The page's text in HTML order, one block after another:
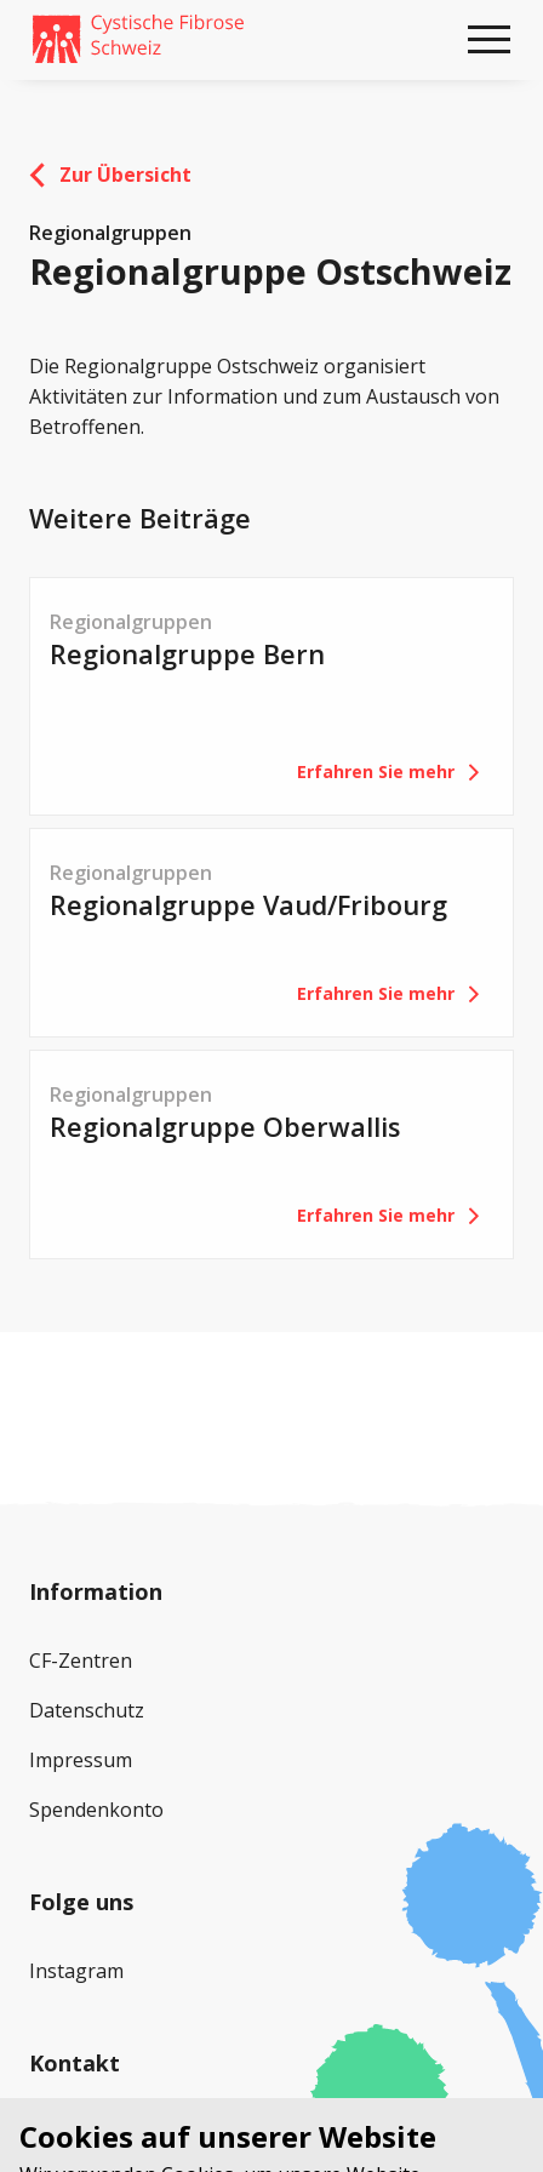
Weiter
zum
skip
Zur Übersicht
Regionalgruppen
Regionalgruppe Ostschweiz
Die Regionalgruppe Ostschweiz organisiert
Aktivitäten zur Information und zum Austausch von
Betroffenen.
Weitere Beiträge
Regionalgruppen
Regionalgruppe Bern
Erfahren Sie mehr
Regionalgruppen
Regionalgruppe Vaud/Fribourg
Erfahren Sie mehr
Regionalgruppen
Regionalgruppe Oberwallis
Erfahren Sie mehr
Information
CF-Zentren
Datenschutz
Impressum
Spendenkonto
Folge uns
Instagram
Kontakt
Cystische Fibrose Schweiz (CFS)
Stauffacherstrasse 17a
Cookies auf unserer Website